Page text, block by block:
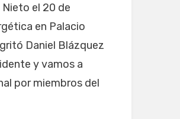
el 20 de
en Palacio
Daniel Blázquez
y vamos a
por miembros del